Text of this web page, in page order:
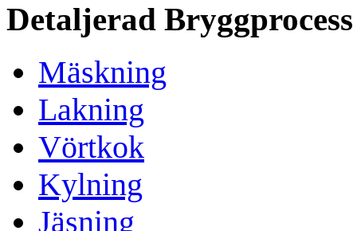
Detaljerad Bryggprocess
Mäskning
Lakning
Vörtkok
Kylning
Jäsning